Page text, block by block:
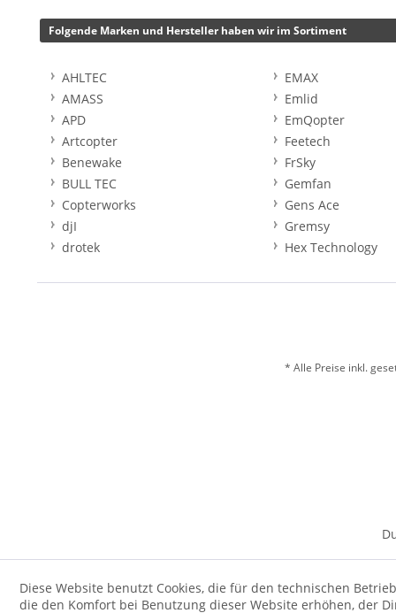
Folgende Marken und Hersteller haben wir im Sortiment
AHLTEC
AMASS
APD
Artcopter
Benewake
BULL TEC
Copterworks
djI
drotek
EMAX
Emlid
EmQopter
Feetech
FrSky
Gemfan
Gens Ace
Gremsy
Hex Technology
* Alle Preise inkl.
Diese Website benutzt Cookies, die für den technischen
die den Komfort bei Benutzung dieser Website erhöhen, der